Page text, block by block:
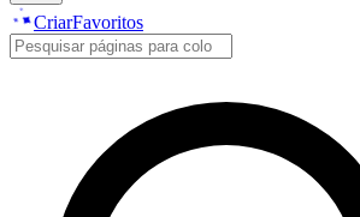
CriarFavoritos